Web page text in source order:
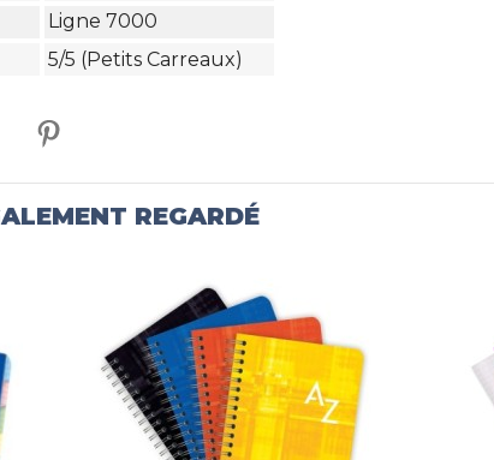
Ligne 7000
5/5 (petits Carreaux)
REGARDÉ